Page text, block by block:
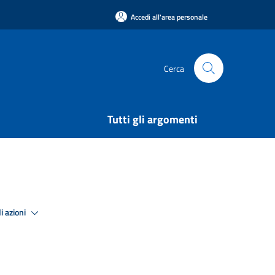
Accedi all'area personale
Cerca
Tutti gli argomenti
azioni